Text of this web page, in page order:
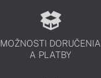
MOŽNOSTI DORUČENIA
A PLATBY